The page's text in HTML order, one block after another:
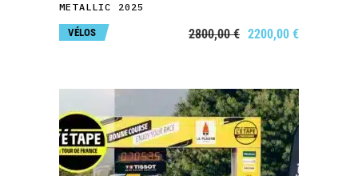
METALLIC 2025
2800,00€ Le
2200,00 €Le
VÉLOS